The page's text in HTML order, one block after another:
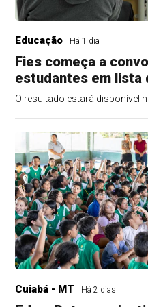
Educação Há 1 dia
Fies começa a
estudantes em lista
O resultado estará disponível
Cuiabá - MT Há 2 dias